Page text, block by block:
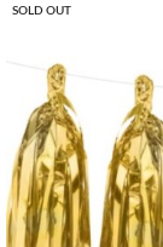
SOLD OUT